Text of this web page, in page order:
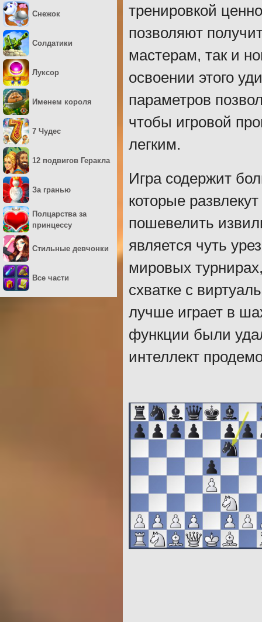
тренировкой
позволяют
мастерам, так и
освоении этого
параметров
чтобы игровой
легким.
Игра содержит
которые
пошевелить
является чуть
мировых
схватке с
лучше играет в
функции были
интеллект
Снежок
Солдатики
Луксор
Именем короля
7 Чудес
12 подвигов Геракла
За гранью
Полцарства за
принцессу
Стильные девчонки
Все части